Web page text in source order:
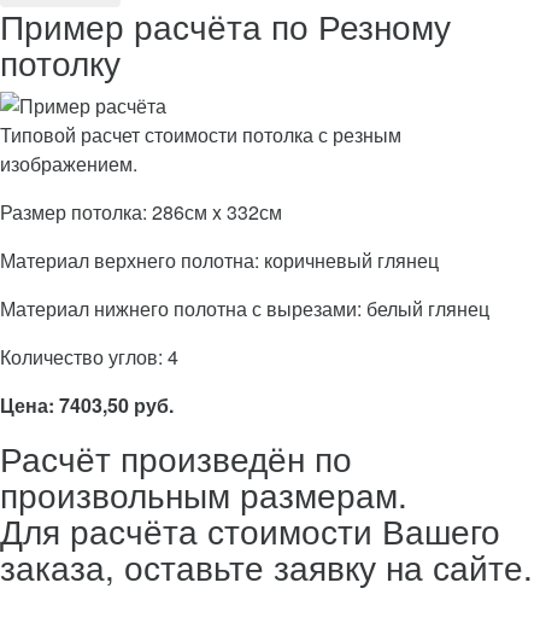
Пример расчёта по Резному
потолку
Типовой расчет стоимости потолка с резным
изображением.
Размер потолка: 286см x 332см
Материал верхнего полотна: коричневый глянец
Материал нижнего полотна с вырезами: белый глянец
Количество углов: 4
Цена: 7403,50 руб.
Расчёт произведён по
произвольным размерам.
Для расчёта стоимости Вашего
заказа, оставьте заявку на сайте.